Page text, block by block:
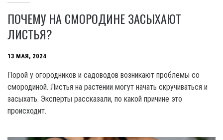
ПОЧЕМУ НА СМОРОДИНЕ ЗАСЫХАЮТ
ЛИСТЬЯ?
13 МАЯ, 2024
Порой у огородников и садоводов возникают проблемы со
смородиной. Листья на растении могут начать скручиваться и
засыхать. Эксперты рассказали, по какой причине это
происходит.